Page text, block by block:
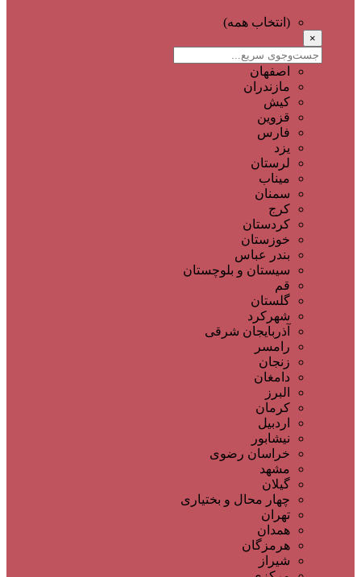
(انتخاب همه)
×
اصفهان
مازندران
کیش
قزوین
فارس
یزد
لرستان
میناب
سمنان
کرج
کردستان
خوزستان
بندر عباس
سیستان و بلوچستان
قم
گلستان
شهرکرد
آذربایجان شرقی
رامسر
زنجان
دامغان
البرز
کرمان
اردبیل
نیشابور
خراسان رضوی
مشهد
گیلان
چهار محال و بختیاری
تهران
همدان
هرمزگان
شیراز